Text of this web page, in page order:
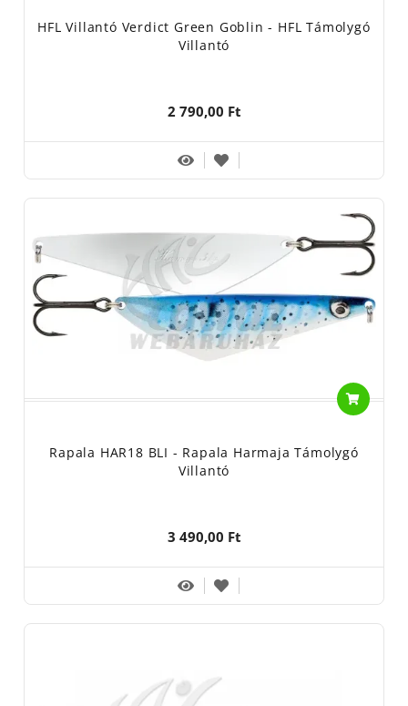
HFL Villantó Verdict Green Goblin - HFL Támolygó
Villantó
2 790,00 Ft
Rapala HAR18 BLI - Rapala Harmaja Támolygó
Villantó
3 490,00 Ft